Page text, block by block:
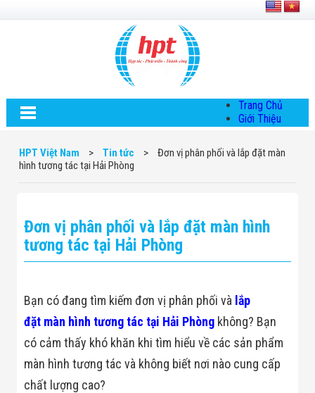
Trang Chủ
Giới Thiệu
Nam
Hội Đồng Quản
Mật Thông Tin
Thông Tin
Giải Pháp
Giải Pháp Thiết
Bị Ngành Thủy
Sản - Đông
Lạnh
Giải Pháp Thiết
Bị Ngành Thực
HPT Việt Nam > Tin tức >
Đơn vị phân phối và lắp đặt màn
hình tương tác tại Hải Phòng
Đơn vị phân phối và lắp đặt màn hình
tương tác tại Hải Phòng
Bạn có đang tìm kiếm đơn vị phân phối và lắp
đặt màn hình tương tác tại Hải Phòng không? Bạn
có cảm thấy khó khăn khi tìm hiểu về các sản phẩm
màn hình tương tác và không biết nơi nào cung cấp
chất lượng cao?